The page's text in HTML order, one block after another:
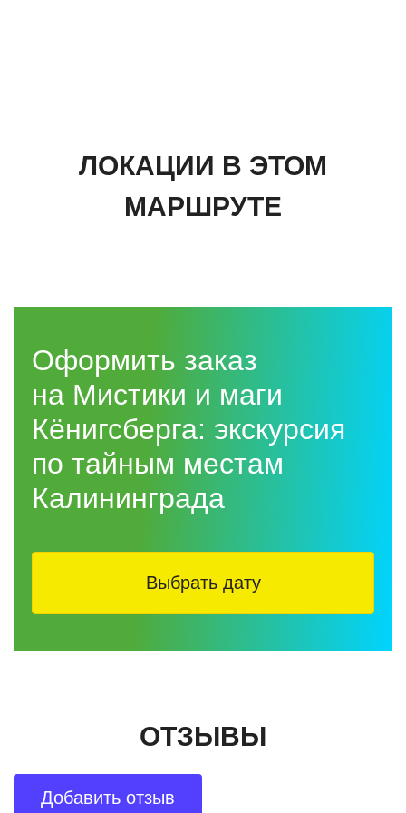
ЛОКАЦИИ В ЭТОМ
МАРШРУТЕ
Оформить заказ
на Мистики и маги
Кёнигсберга: экскурсия
по тайным местам
Калининграда
Выбрать дату
ОТЗЫВЫ
Добавить отзыв